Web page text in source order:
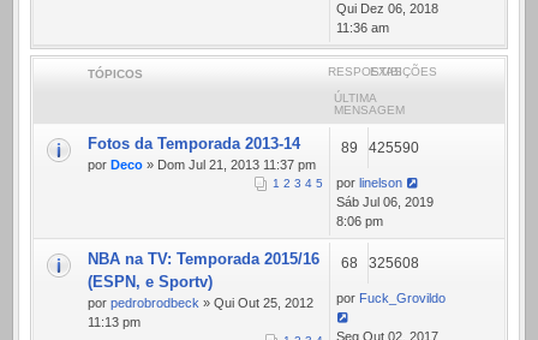
Qui Dez 06, 2018
11:36 am
TÓPICOS RESPOSTASEXIBIÇÕES
ÚLTIMA
MENSAGEM
Fotos da Temporada 2013-14
por Deco » Dom Jul 21, 2013 11:37 pm
1 2 3 4 5
89 425590
por linelson
Sáb Jul 06, 2019
8:06 pm
NBA na TV: Temporada 2015/16
(ESPN, e Sportv)
por pedrobrodbeck » Qui Out 25, 2012
11:13 pm
68 325608
por Fuck_Grovildo
Seg Out 02, 2017